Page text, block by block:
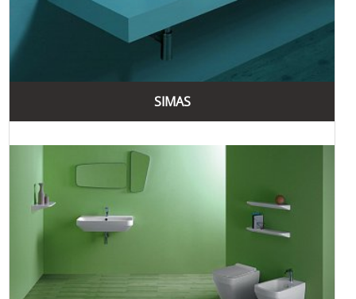
точністю та функціональністю, що відповідає потребам
сучасних споживачів. Наприклад, сучасні технології
виробництва забезпечують гладкість поверхонь, що
Естетичний дизайн продукції Simas відповідає останнім
тенденціям в інтер'єрному оформленні. Компанія пропонує
дизайн продукції Simas додає елегантності та
витонченості будь-якому приміщенню.
Крім того, Simas приділяє велику увагу екологічній
відповідальності. Використання екологічно чистих
матеріалів та енергозберігаючих технологій у виробництві
дозволяє зменшити вплив на навколишнє середовище та
споживачів. Це робить продукцію Simas не лише
привабливою, але й екологічно безпечною.
SIMAS